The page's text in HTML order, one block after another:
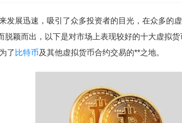
发展迅速，吸引了众多投资者的目光，在众多的
脱颖而出，以下是对市场上表现较好的十大虚拟
了 比特币及其他虚拟货币合约交易的**之地。